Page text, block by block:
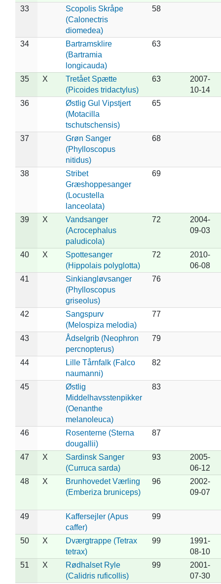
33
Scopolis Skråpe
(Calonectris
diomedea)
58
34
Bartramsklire
(Bartramia
longicauda)
63
35 X
Tretået Spætte
(Picoides tridactylus)
63
2007-
10-14
36
Østlig Gul Vipstjert
(Motacilla
tschutschensis)
65
37
Grøn Sanger
(Phylloscopus
nitidus)
68
38
Stribet
Græshoppesanger
(Locustella
lanceolata)
69
39 X
Vandsanger
(Acrocephalus
paludicola)
72
2004-
09-03
40 X
Spottesanger
(Hippolais polyglotta)
72
2010-
06-08
41
Sinkiangløvsanger
(Phylloscopus
griseolus)
76
42
Sangspurv
(Melospiza melodia)
77
43
Ådselgrib (Neophron
percnopterus)
79
44
Lille Tårnfalk (Falco
naumanni)
82
45
Østlig
Middelhavsstenpikker
(Oenanthe
melanoleuca)
83
46
Rosenterne (Sterna
dougallii)
87
47 X
Sardinsk Sanger
(Curruca sarda)
93
2005-
06-12
48
X
Brunhovedet Værling
(Emberiza bruniceps)
96
2002-
09-07
49
Kaffersejler (Apus
caffer)
99
50 X
Dværgtrappe (Tetrax
tetrax)
99
1991-
08-10
51
X
Rødhalset Ryle
(Calidris ruficollis)
99
2001-
07-30